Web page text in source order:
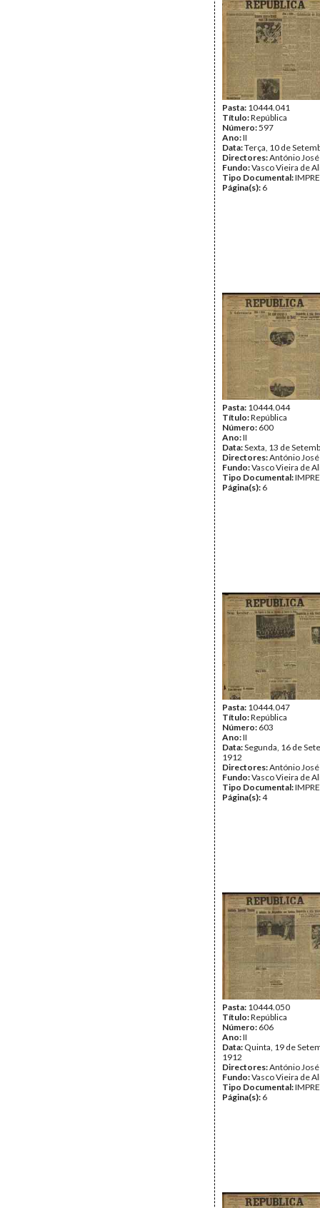
Pasta: 10444.041
Título:República
Número:597
Ano:II
Data:Terça, 10 de
Directores:António
Fundo:Vasco Vieira de
Tipo Documental:
Página(s): 6
Pasta: 10444.044
Título:República
Número: 600
Ano:II
Data:Sexta, 13 de
Directores:António
Fundo:Vasco Vieira de
Tipo Documental:
Página(s): 6
Pasta: 10444.047
Título:República
Número: 603
Ano:II
Data:Segunda, 16 de
1912
Directores:António
Fundo:Vasco Vieira de
Tipo Documental:
Página(s):4
Pasta: 10444.050
Título:República
Número: 606
Ano:II
Data: Quinta, 19 de
1912
Directores:António
Fundo:Vasco Vieira de
Tipo Documental:
Página(s): 6